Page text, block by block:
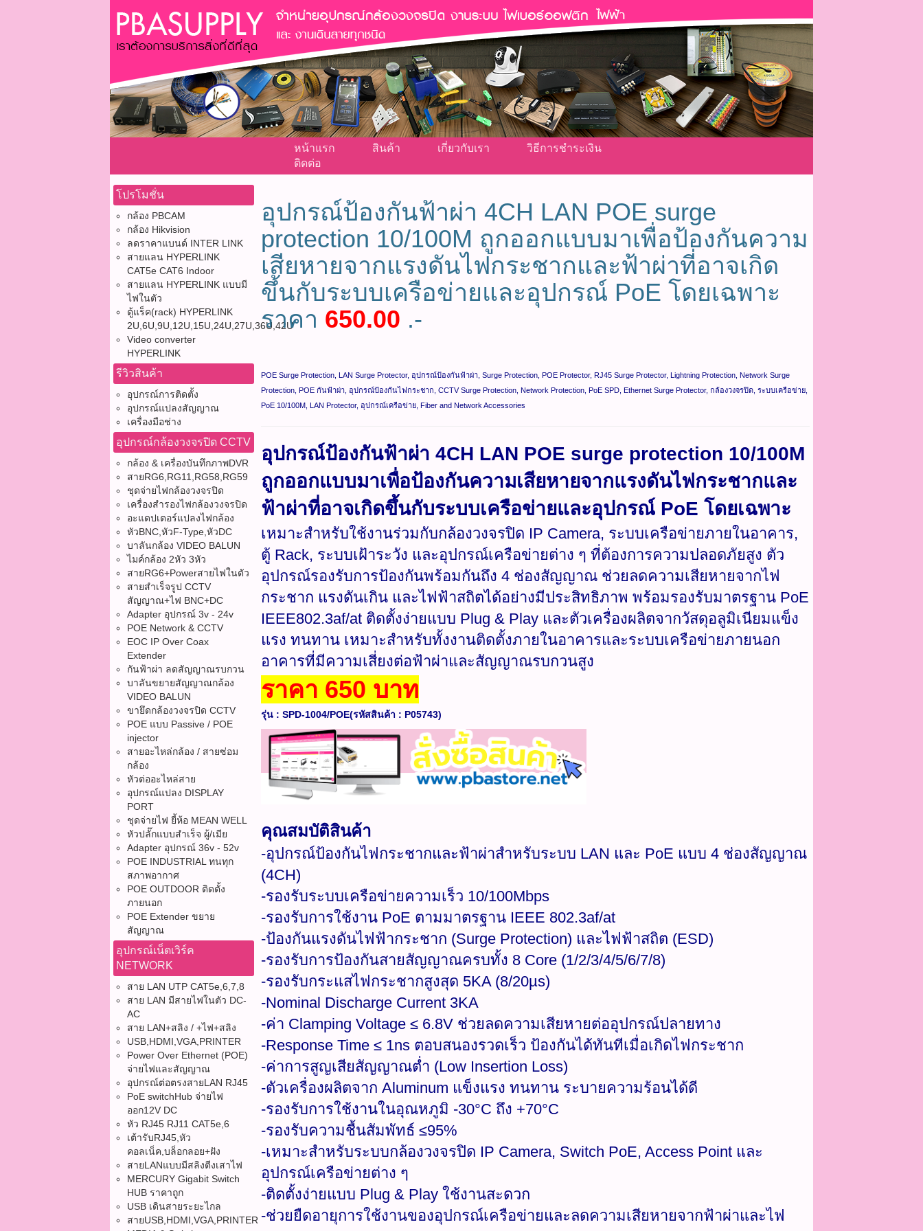
หน้าแรก สินค้า เกี่ยวกับเรา
วิธีการชำระเงิน
ติดต่อ
โปรโมชั่น
กล้อง PBCAM
กล้อง Hikvision
ลดราคาแบนด์ INTER LINK
สายแลน HYPERLINK
CAT5e CAT6 Indoor
สายแลน HYPERLINK แบบมี
ไฟในตัว
ตู้แร็ค(rack) HYPERLINK
2U,6U,9U,12U,15U,24U,27U,36U,42U
Video converter
HYPERLINK
รีวิวสินค้า
อุปกรณ์การติดตั้ง
อุปกรณ์แปลงสัญญาณ
เครื่องมือช่าง
อุปกรณ์กล้องวงจรปิด CCTV
กล้อง & เครื่องบันทึกภาพDVR
สายRG6,RG11,RG58,RG59
ชุดจ่ายไฟกล้องวงจรปิด
เครื่องสำรองไฟกล้องวงจรปิด
อะแดปเตอร์แปลงไฟกล้อง
หัวBNC,หัวF-Type,หัวDC
บาลันกล้อง VIDEO BALUN
ไมค์กล้อง 2หัว 3หัว
สายRG6+Powerสายไฟในตัว
สายสำเร็จรูป CCTV
สัญญาณ+ไฟ BNC+DC
Adapter อุปกรณ์ 3v - 24v
POE Network & CCTV
EOC IP Over Coax
Extender
กันฟ้าผ่า ลดสัญญาณรบกวน
บาลันขยายสัญญาณกล้อง
VIDEO BALUN
ขายึดกล้องวงจรปิด CCTV
POE แบบ Passive / POE
injector
สายอะไหล่กล้อง / สายซ่อม
กล้อง
หัวต่ออะไหล่สาย
อุปกรณ์แปลง DISPLAY
PORT
ชุดจ่ายไฟ ยี้ห้อ MEAN WELL
หัวปลั๊กแบบสำเร็จ ผู้/เมีย
Adapter อุปกรณ์ 36v - 52v
POE INDUSTRIAL ทนทุก
สภาพอากาศ
POE OUTDOOR ติดตั้ง
ภายนอก
POE Extender ขยาย
สัญญาณ
อุปกรณ์เน็ตเวิร์ค
NETWORK
สาย LAN UTP CAT5e,6,7,8
สาย LAN มีสายไฟในตัว DC-
AC
สาย LAN+สลิง / +ไฟ+สลิง
USB,HDMI,VGA,PRINTER
Power Over Ethernet (POE)
จ่ายไฟและสัญญาณ
อุปกรณ์ต่อตรงสายLAN RJ45
PoE switchHub จ่ายไฟ
ออก12V DC
หัว RJ45 RJ11 CAT5e,6
เต้ารับRJ45,หัว
คอลเน็ค,บล็อกลอย+ฝัง
สายLANแบบมีสลิงตีงเสาไฟ
MERCURY Gigabit Switch
HUB ราคาถูก
USB เดินสายระยะไกล
สายUSB,HDMI,VGA,PRINTER
อุปกรณ์ป้องกันฟ้าผ่า 4CH LAN POE surge
protection 10/100M ถูกออกแบบมาเพื่อป้องกันความ
เสียหายจากแรงดันไฟกระชากและฟ้าผ่าที่อาจเกิด
ขึ้นกับระบบเครือข่ายและอุปกรณ์ PoE โดยเฉพาะ
ราคา 650.00 .-
POE Surge Protection, LAN Surge Protector, อุปกรณ์ป้องกันฟ้าผ่า, Surge Protection, POE Protector, RJ45 Surge Protector, Lightning Protection, Network Surge
Protection, POE กันฟ้าผ่า, อุปกรณ์ป้องกันไฟกระชาก, CCTV Surge Protection, Network Protection, PoE SPD, Ethernet Surge Protector, กล้องวงจรปิด, ระบบเครือข่าย,
PoE 10/100M, LAN Protector, อุปกรณ์เครือข่าย, Fiber and Network Accessories
อุปกรณ์ป้องกันฟ้าผ่า 4CH LAN POE surge protection 10/100M
ถูกออกแบบมาเพื่อป้องกันความเสียหายจากแรงดันไฟกระชากและ
ฟ้าผ่าที่อาจเกิดขึ้นกับระบบเครือข่ายและอุปกรณ์ PoE โดยเฉพาะ
เหมาะสำหรับใช้งานร่วมกับกล้องวงจรปิด IP Camera, ระบบเครือข่ายภายในอาคาร,
ตู้ Rack, ระบบเฝ้าระวัง และอุปกรณ์เครือข่ายต่าง ๆ ที่ต้องการความปลอดภัยสูง ตัว
อุปกรณ์รองรับการป้องกันพร้อมกันถึง 4 ช่องสัญญาณ ช่วยลดความเสียหายจากไฟ
กระชาก แรงดันเกิน และไฟฟ้าสถิตได้อย่างมีประสิทธิภาพ พร้อมรองรับมาตรฐาน PoE
IEEE802.3af/at ติดตั้งง่ายแบบ Plug & Play และตัวเครื่องผลิตจากวัสดุอลูมิเนียมแข็ง
แรง ทนทาน เหมาะสำหรับทั้งงานติดตั้งภายในอาคารและระบบเครือข่ายภายนอก
อาคารที่มีความเสี่ยงต่อฟ้าผ่าและสัญญาณรบกวนสูง
ราคา 650 บาท
รุ่น : SPD-1004/POE(รหัสสินค้า : P05743)​
คุณสมบัติสินค้า
-อุปกรณ์ป้องกันไฟกระชากและฟ้าผ่าสำหรับระบบ LAN และ PoE แบบ 4 ช่องสัญญาณ
(4CH)
-รองรับระบบเครือข่ายความเร็ว 10/100Mbps
-รองรับการใช้งาน PoE ตามมาตรฐาน IEEE 802.3af/at
-ป้องกันแรงดันไฟฟ้ากระชาก (Surge Protection) และไฟฟ้าสถิต (ESD)
-รองรับการป้องกันสายสัญญาณครบทั้ง 8 Core (1/2/3/4/5/6/7/8)
-รองรับกระแสไฟกระชากสูงสุด 5KA (8/20µs)
-Nominal Discharge Current 3KA
-ค่า Clamping Voltage ≤ 6.8V ช่วยลดความเสียหายต่ออุปกรณ์ปลายทาง
-Response Time ≤ 1ns ตอบสนองรวดเร็ว ป้องกันได้ทันทีเมื่อเกิดไฟกระชาก
-ค่าการสูญเสียสัญญาณต่ำ (Low Insertion Loss)
-ตัวเครื่องผลิตจาก Aluminum แข็งแรง ทนทาน ระบายความร้อนได้ดี
-รองรับการใช้งานในอุณหภูมิ -30°C ถึง +70°C
-รองรับความชื้นสัมพัทธ์ ≤95%
-เหมาะสำหรับระบบกล้องวงจรปิด IP Camera, Switch PoE, Access Point และ
อุปกรณ์เครือข่ายต่าง ๆ
-ติดตั้งง่ายแบบ Plug & Play ใช้งานสะดวก
-ช่วยยืดอายุการใช้งานของอุปกรณ์เครือข่ายและลดความเสียหายจากฟ้าผ่าและไฟ